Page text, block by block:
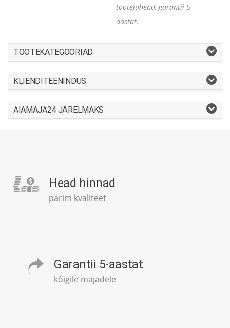
tootejuhend, garantii 5
aastat.
TOOTEKATEGOORIAD
KLIENDITEENINDUS
AIAMAJA24 JÄRELMAKS
Head hinnad
parim kvaliteet
Garantii 5-aastat
kõigile majadele